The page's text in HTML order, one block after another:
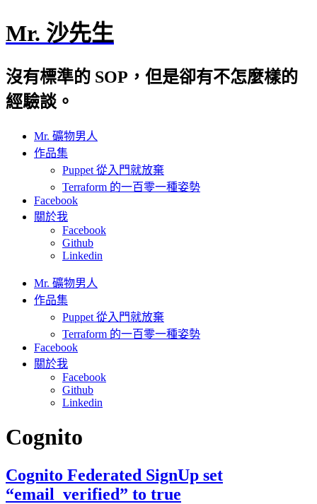
Mr. 沙先生
沒有標準的 SOP，但是卻有不怎麼樣的
經驗談。
Mr. 礦物男人
作品集
Puppet 從入門就放棄
Terraform 的一百零一種姿勢
Facebook
關於我
Facebook
Github
Linkedin
Mr. 礦物男人
作品集
Puppet 從入門就放棄
Terraform 的一百零一種姿勢
Facebook
關於我
Facebook
Github
Linkedin
Cognito
Cognito Federated SignUp set
“email_verified” to true